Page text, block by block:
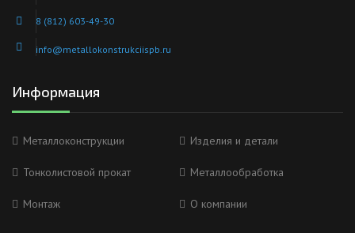
8 (812) 603-49-30
info@metallokonstrukciispb.ru
Информация
Металлоконструкции Изделия и детали
Тонколистовой прокат Металлообработка
Монтаж О компании